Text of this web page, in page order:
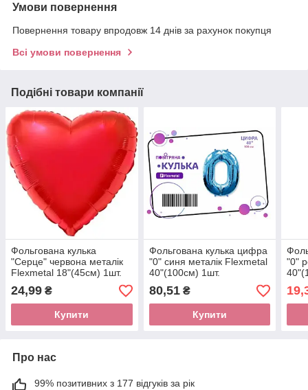
Умови повернення
Повернення товару впродовж 14 днів за рахунок покупця
Всі умови повернення
Подібні товари компанії
Фольгована кулька
"Серце" червона металік
Flexmetal 18"(45см) 1шт.
24,99 ₴
Купити
Фольгована кулька цифра
"0" синя металік Flexmetal
40"(100см) 1шт.
80,51₴
Купити
"0"
Про нас
99% позитивних з 177 відгуків за рік